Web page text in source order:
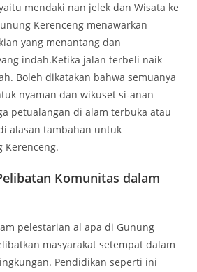
mendaki nan jelek dan Wisata ke
Kerenceng menawarkan
yang menantang dan
indah.Ketika jalan terbeli naik
Boleh dikatakan bahwa semuanya
nyaman dan wikuset si-anan
petualangan di alam terbuka atau
alasan tambahan untuk
Kerenceng.
Komunitas dalam
pelestarian al apa di Gunung
masyarakat setempat dalam
Pendidikan seperti ini